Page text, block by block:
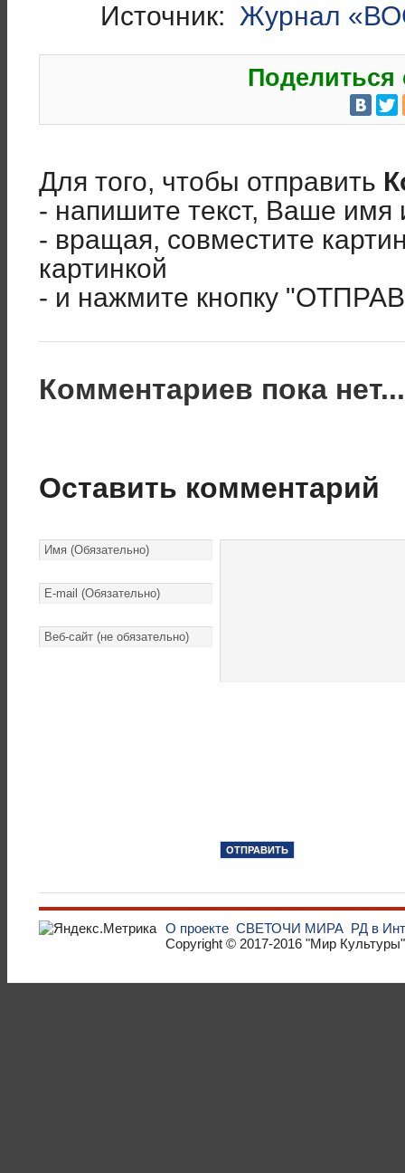
Источник: Журнал
Поделиться
Для того, чтобы отправить
- напишите текст, Ваше имя
- вращая, совместите
картинкой
- и нажмите кнопку
Комментариев пока
Оставить комментарий
О проекте СВЕТОЧИ МИРА РД в
Copyright © 2017-2016 "Мир Культуры"